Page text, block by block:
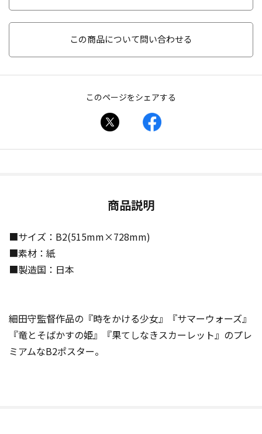
この商品について問い合わせる
このページをシェアする
商品説明
■サイズ：B2(515mm×728mm)
■素材：紙
■製造国：日本
細田守監督作品の『時をかける少女』『サマーウォーズ』
『竜とそばかすの姫』『果てしなきスカーレット』のプレ
ミアムなB2ポスター。